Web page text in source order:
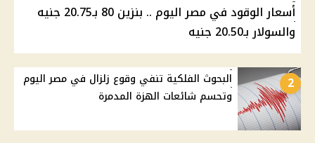
أسعار الوقود في مصر اليوم .. بنزين 80 بـ20.75 جنيه
والسولار بـ20.50 جنيه
2
البحوث الفلكية تنفي وقوع زلزال في مصر اليوم
وتحسم شائعات الهزة المدمرة